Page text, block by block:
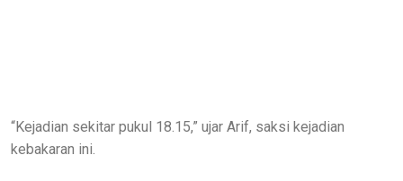
“Kejadian sekitar pukul 18.15,” ujar Arif, saksi kejadian
kebakaran ini.